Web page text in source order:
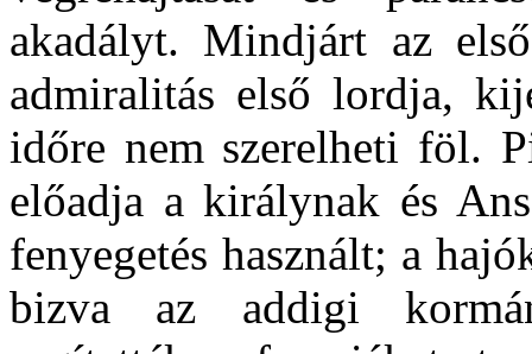
akadályt. Mindjárt az
admiralitás első lordja,
időre nem szerelheti föl.
előadja a királynak és
fenyegetés használt; a
bizva az addigi